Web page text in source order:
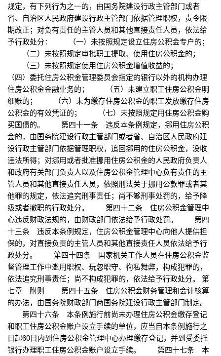
规定，有下列行为之一的，由国务院建设行政主管部门或者
省、自治区人民政府建设行政主管部门依据管理职权，责令限
期改正；对负有责任的主管人员和其他直接责任人员，依法给
予行政处分： （一）未按照规定设立住房公积金专户的；
（二）未按照规定审批职工提取、使用住房公积金的；
（三）未按照规定使用住房公积金增值收益的；
（四）委托住房公积金管理委员会指定的银行以外的机构办理
住房公积金金融业务的； （五）未建立职工住房公积金明
细账的； （六）未为缴存住房公积金的职工发放缴存住房
公积金的有效凭证的； （七）未按照规定用住房公积金购
买国债的。 第四十一条 违反本条例规定，挪用住房公积
金的，由国务院建设行政主管部门或者省、自治区人民政府建
设行政主管部门依据管理职权，追回挪用的住房公积金，没收
违法所得；对挪用或者批准挪用住房公积金的人民政府负责人
和政府有关部门负责人以及住房公积金管理中心负有责任的主
管人员和其他直接责任人员，依照刑法关于挪用公款罪或者其
他罪的规定，依法追究刑事责任；尚不够刑事处罚的，给予降
级或者撤职的行政处分。 第四十二条 住房公积金管理中
心违反财政法规的，由财政部门依法给予行政处罚。 第四
十三条 违反本条例规定，住房公积金管理中心向他人提供担
保的，对直接负责的主管人员和其他直接责任人员依法给予行
政处分。 第四十四条 国家机关工作人员在住房公积金监
督管理工作中滥用职权、玩忽职守、徇私舞弊，构成犯罪的，
依法追究刑事责任；尚不构成犯罪的，依法给予行政处分。 第
七章 附则 第四十五条 住房公积金财务管理和会计核算
的办法，由国务院财政部门商国务院建设行政主管部门制定。
第四十六条 本条例施行前尚未办理住房公积金缴存登记
和职工住房公积金账户设立手续的单位，应当自本条例施行之
日起60日内到住房公积金管理中心办理缴存登记，并到受委托
银行办理职工住房公积金账户设立手续。 第四十七条 本